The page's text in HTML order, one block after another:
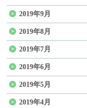
2019年9月
2019年8月
2019年7月
2019年6月
2019年5月
2019年4月